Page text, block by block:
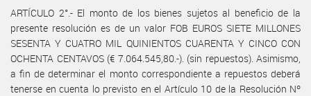
ARTÍCULO 2°.- El monto de los bienes sujetos al beneficio de la
presente resolución es de un valor FOB EUROS SIETE MILLONES
SESENTA Y CUATRO MIL QUINIENTOS CUARENTA Y CINCO CON
OCHENTA CENTAVOS (€ 7.064.545,80.-). (sin repuestos). Asimismo,
a fin de determinar el monto correspondiente a repuestos deberá
tenerse en cuenta lo previsto en el Artículo 10 de la Resolución Nº